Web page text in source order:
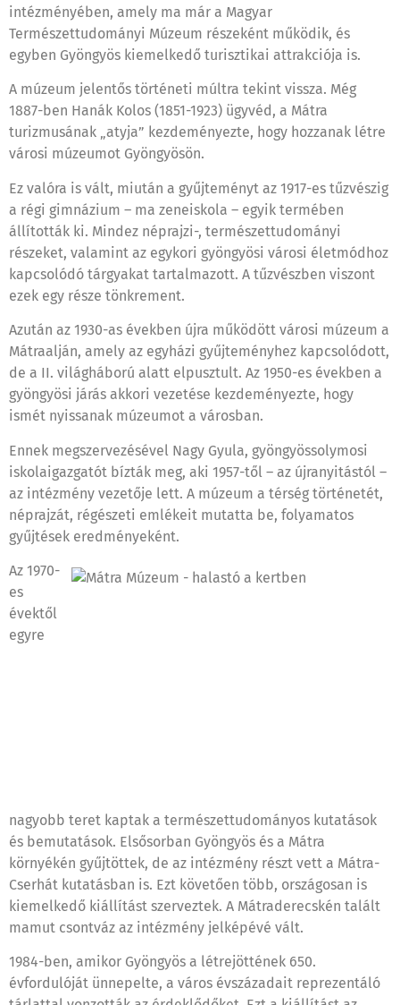
intézményében, amely ma már a Magyar
Természettudományi Múzeum részeként működik, és
egyben Gyöngyös kiemelkedő turisztikai attrakciója is.
A múzeum jelentős történeti múltra tekint vissza. Még
1887-ben Hanák Kolos (1851-1923) ügyvéd, a Mátra
turizmusának „atyja” kezdeményezte, hogy hozzanak létre
városi múzeumot Gyöngyösön.
Ez valóra is vált, miután a gyűjteményt az 1917-es tűzvészig
a régi gimnázium – ma zeneiskola – egyik termében
állították ki. Mindez néprajzi-, természettudományi
részeket, valamint az egykori gyöngyösi városi életmódhoz
kapcsolódó tárgyakat tartalmazott. A tűzvészben viszont
ezek egy része tönkrement.
Azután az 1930-as években újra működött városi múzeum a
Mátraalján, amely az egyházi gyűjteményhez kapcsolódott,
de a II. világháború alatt elpusztult. Az 1950-es években a
gyöngyösi járás akkori vezetése kezdeményezte, hogy
ismét nyissanak múzeumot a városban.
Ennek megszervezésével Nagy Gyula, gyöngyössolymosi
iskolaigazgatót bízták meg, aki 1957-től – az újranyitástól –
az intézmény vezetője lett. A múzeum a térség történetét,
néprajzát, régészeti emlékeit mutatta be, folyamatos
gyűjtések eredményeként.
Az 1970-
es
évektől
egyre
nagyobb teret kaptak a természettudományos kutatások
és bemutatások. Elsősorban Gyöngyös és a Mátra
környékén gyűjtöttek, de az intézmény részt vett a Mátra-
Cserhát kutatásban is. Ezt követően több, országosan is
kiemelkedő kiállítást szerveztek. A Mátraderecskén talált
mamut csontváz az intézmény jelképévé vált.
1984-ben, amikor Gyöngyös a létrejöttének 650.
évfordulóját ünnepelte, a város évszázadait reprezentáló